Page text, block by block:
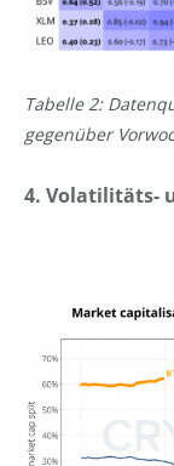
Tabelle 2:
gegenüber
4. Volatilitäts-